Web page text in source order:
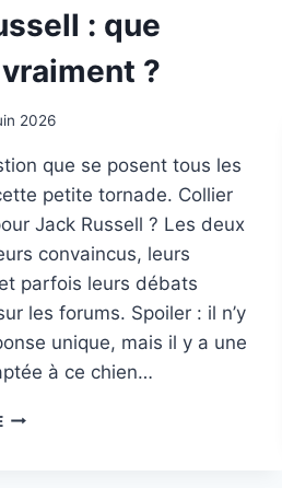
: que
?
2026
que se posent tous les
petite tornade. Collier
Jack Russell ? Les deux
convaincus, leurs
parfois leurs débats
les forums. Spoiler : il n’y
unique, mais il y a une
à ce chien…
COLLIER